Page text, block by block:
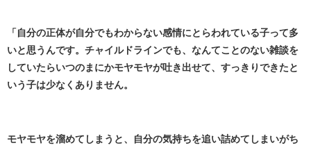
「自分の正体が自分でもわからない感情にとらわれている子って多
いと思うんです。チャイルドラインでも、なんてことのない雑談を
していたらいつのまにかモヤモヤが吐き出せて、すっきりできたと
いう子は少なくありません。
モヤモヤを溜めてしまうと、自分の気持ちを追い詰めてしまいがち